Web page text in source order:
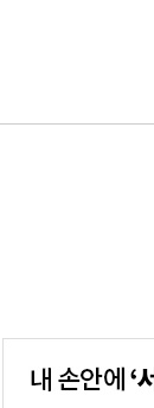
내